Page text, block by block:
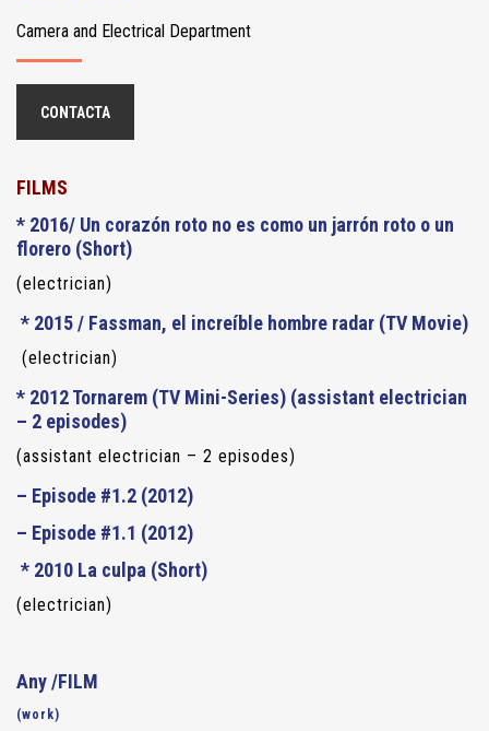
Camera and Electrical Department
CONTACTA
FILMS
* 2016/ Un corazón roto no es como un jarrón roto o un
florero (Short)
(electrician)
* 2015 / Fassman, el increíble hombre radar (TV Movie)
(electrician)
* 2012Tornarem (TV Mini-Series) (assistant electrician
– 2 episodes)
(assistant electrician – 2 episodes)
– Episode #1.2 (2012)
– Episode #1.1 (2012)
* 2010 La culpa (Short)
(electrician)
Any /FILM
(work)